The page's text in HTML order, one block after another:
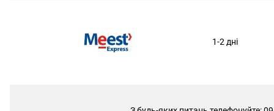
1-2 дні